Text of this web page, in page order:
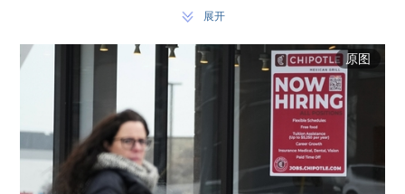
五月天被质疑假唱 上海文旅局执法总队要求演唱会主办方配合调查
国际金价盘中突破2100美元 创历史新高
白银价格早盘飙升 年内涨幅近16%
比特币站上4万美元 为2022年5月来首次
12月5日起，航空燃油附加费下调
展开
原图